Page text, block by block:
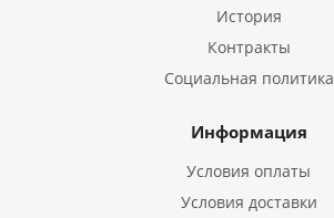
История
Контракты
Социальная политика
Информация
Условия оплаты
Условия доставки